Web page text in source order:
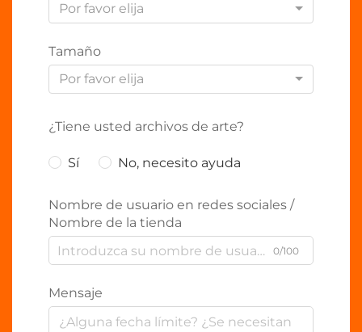
Por favor elija
Tamaño
Por favor elija
¿Tiene usted archivos de arte?
Sí No, necesito ayuda
Nombre de usuario en redes sociales /
Nombre de la tienda
0/100
Mensaje